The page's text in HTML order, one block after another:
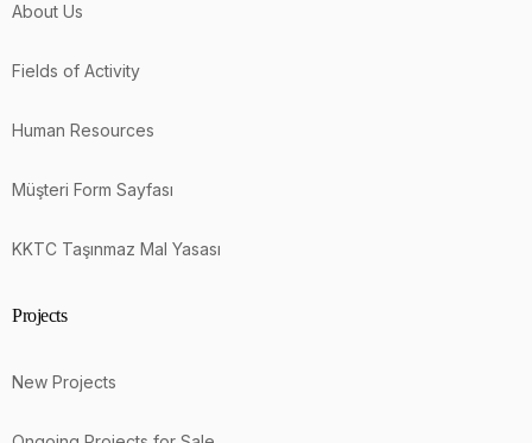
About Us
Fields of Activity
Human Resources
Müşteri Form Sayfası
KKTC Taşınmaz Mal Yasası
Projects
New Projects